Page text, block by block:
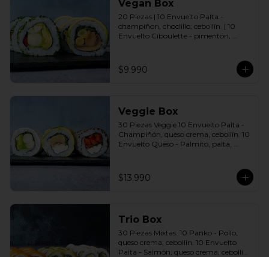
Vegan Box
20 Piezas | 10 Envuelto Palta -
champiñon, choclillo, cebollín. | 10
Envuelto Ciboulette - pimentón,
palitos
$9.990
Veggie Box
30 Piezas Veggie 10 Envuelto Palta -
Champiñón, queso crema, cebollín. 10
Envuelto Queso - Palmito, palta,
Incluye: 3 Salsas a elección soya o
agridulce Bless + 2 palitos
$13.990
Trio Box
30 Piezas Mixtas. 10 Panko - Pollo,
queso crema, cebollín. 10 Envuelto
Palta - Salmón, queso crema, cebollín.